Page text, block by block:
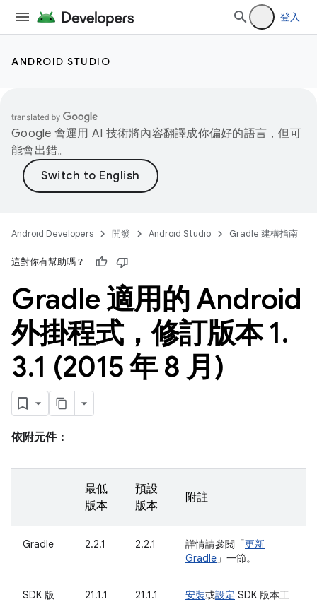
登入
ANDROID STUDIO
Google 會運用 AI 技術將內容翻譯成你偏好的語言，但可
能會出錯。
Android Developers 開發 Android Studio Gradle 建構指南
這對你有幫助嗎？
Gradle 適用的 Android
外掛程式，修訂版本 1.
3.1 (2015 年 8 月)
依附元件：
最低
版本
預設
版本
附註
Gradle 2.2.1 2.2.1 詳情請參閱「更新
Gradle 」一節。
SDK 版
21.1.1 21.1.1 安裝或設定 SDK 版本工